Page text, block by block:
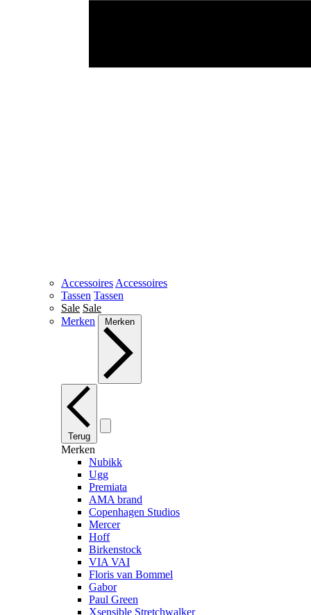
Accessoires Accessoires
Tassen Tassen
Sale Sale
Merken
Merken
Terug
Merken
Nubikk
Ugg
Premiata
AMA brand
Copenhagen Studios
Mercer
Hoff
Birkenstock
VIA VAI
Floris van Bommel
Gabor
Paul Green
Xsensible Stretchwalker